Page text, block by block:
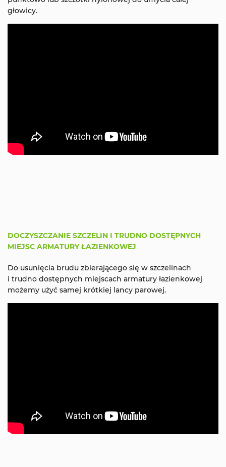
głowicy.
DOCZYSZCZANIE SZCZELIN I TRUDNO DOSTĘPNYCH
MIEJSC ARMATURY ŁAZIENKOWEJ
Do usunięcia brudu zbierającego się w szczelinach
i trudno dostępnych miejscach armatury łazienkowej
możemy użyć samej krótkiej lancy parowej.